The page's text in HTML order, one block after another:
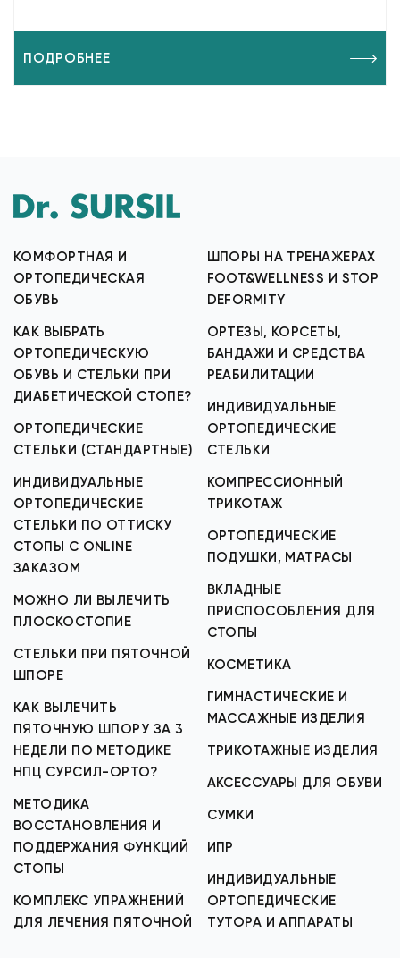
ПОДРОБНЕЕ
КОМФОРТНАЯ И
ОРТОПЕДИЧЕСКАЯ
ОБУВЬ
КАК ВЫБРАТЬ
ОРТОПЕДИЧЕСКУЮ
ОБУВЬ И СТЕЛЬКИ ПРИ
ДИАБЕТИЧЕСКОЙ СТОПЕ?
ОРТОПЕДИЧЕСКИЕ
СТЕЛЬКИ (СТАНДАРТНЫЕ)
ИНДИВИДУАЛЬНЫЕ
ОРТОПЕДИЧЕСКИЕ
СТЕЛЬКИ ПО ОТТИСКУ
СТОПЫ С ONLINE
ЗАКАЗОМ
МОЖНО ЛИ ВЫЛЕЧИТЬ
ПЛОСКОСТОПИЕ
СТЕЛЬКИ ПРИ ПЯТОЧНОЙ
ШПОРЕ
КАК ВЫЛЕЧИТЬ
ПЯТОЧНУЮ ШПОРУ ЗА 3
НЕДЕЛИ ПО МЕТОДИКЕ
НПЦ СУРСИЛ-ОРТО?
МЕТОДИКА
ВОССТАНОВЛЕНИЯ И
ПОДДЕРЖАНИЯ ФУНКЦИЙ
СТОПЫ
КОМПЛЕКС УПРАЖНЕНИЙ
ДЛЯ ЛЕЧЕНИЯ ПЯТОЧНОЙ
ШПОРЫ НА ТРЕНАЖЕРАХ
FOOT&WELLNESS И STOP
DEFORMITY
ОРТЕЗЫ, КОРСЕТЫ,
БАНДАЖИ И СРЕДСТВА
РЕАБИЛИТАЦИИ
ИНДИВИДУАЛЬНЫЕ
ОРТОПЕДИЧЕСКИЕ
СТЕЛЬКИ
КОМПРЕССИОННЫЙ
ТРИКОТАЖ
ОРТОПЕДИЧЕСКИЕ
ПОДУШКИ, МАТРАСЫ
ВКЛАДНЫЕ
ПРИСПОСОБЛЕНИЯ ДЛЯ
СТОПЫ
КОСМЕТИКА
ГИМНАСТИЧЕСКИЕ И
МАССАЖНЫЕ ИЗДЕЛИЯ
ТРИКОТАЖНЫЕ ИЗДЕЛИЯ
АКСЕССУАРЫ ДЛЯ ОБУВИ
СУМКИ
ИПР
ИНДИВИДУАЛЬНЫЕ
ОРТОПЕДИЧЕСКИЕ
ТУТОРА И АППАРАТЫ